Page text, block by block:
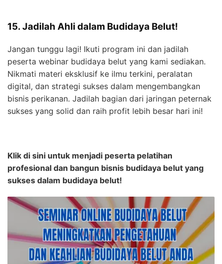
15. Jadilah Ahli dalam Budidaya Belut!
Jangan tunggu lagi! Ikuti program ini dan jadilah
peserta webinar budidaya belut yang kami sediakan.
Nikmati materi eksklusif ke ilmu terkini, peralatan
digital, dan strategi sukses dalam mengembangkan
bisnis perikanan. Jadilah bagian dari jaringan peternak
sukses yang solid dan raih profit lebih besar hari ini!
Klik di sini untuk menjadi peserta pelatihan
profesional dan bangun bisnis budidaya belut yang
sukses dalam budidaya belut!